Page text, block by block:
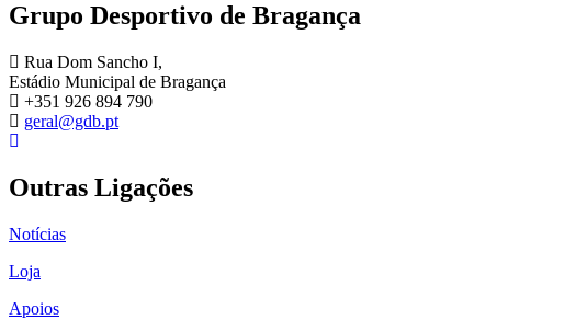
Grupo Desportivo de Bragança
Rua Dom Sancho I,
Estádio Municipal de Bragança
+351 926 894 790
geral@gdb.pt
Outras Ligações
Notícias
Loja
Apoios